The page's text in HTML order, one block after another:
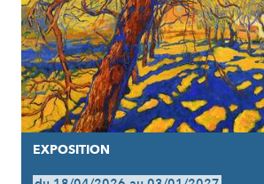
EXPOSITION